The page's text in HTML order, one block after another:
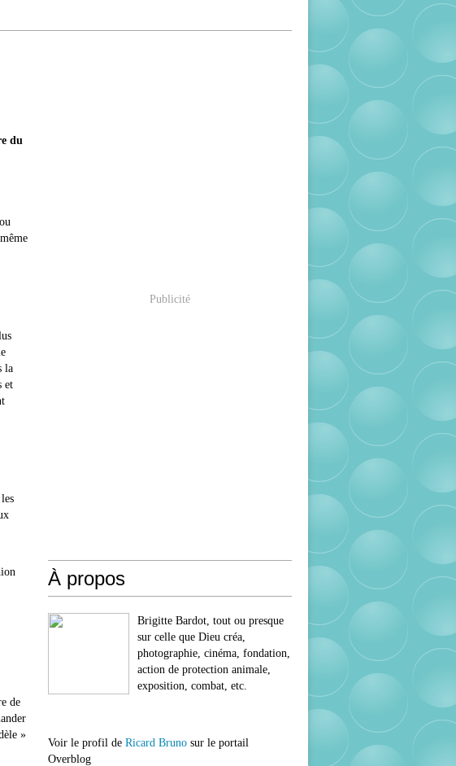
du
la
et
de
»
Publicité
À propos
Brigitte Bardot, tout ou presque
sur celle que Dieu créa,
photographie, cinéma, fondation,
action de protection animale,
exposition, combat, etc.
Voir le profil de Ricard Bruno sur le portail
Overblog